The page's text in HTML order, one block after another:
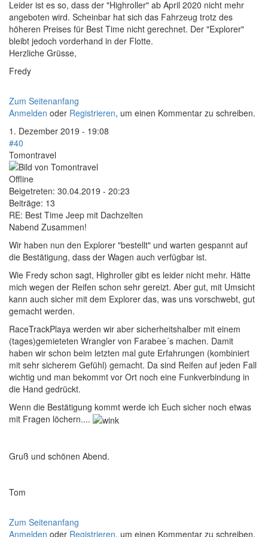
Leider ist es so, dass der "Highroller" ab April 2020 nicht mehr
angeboten wird. Scheinbar hat sich das Fahrzeug trotz des
höheren Preises für Best Time nicht gerechnet. Der "Explorer"
bleibt jedoch vorderhand in der Flotte.
Herzliche Grüsse,
Fredy
Zum Seitenanfang
Anmelden oder Registrieren, um einen Kommentar zu schreiben.
1. Dezember 2019 - 19:08
#40
Tomontravel
Offline
Beigetreten: 30.04.2019 - 20:23
Beiträge: 13
RE: Best Time Jeep mit Dachzelten
Nabend Zusammen!
Wir haben nun den Explorer "bestellt" und warten gespannt auf
die Bestätigung, dass der Wagen auch verfügbar ist.
Wie Fredy schon sagt, Highroller gibt es leider nicht mehr. Hätte
mich wegen der Reifen schon sehr gereizt. Aber gut, mit Umsicht
kann auch sicher mit dem Explorer das, was uns vorschwebt, gut
gemacht werden.
RaceTrackPlaya werden wir aber sicherheitshalber mit einem
(tages)gemieteten Wrangler von Farabee´s machen. Damit
haben wir schon beim letzten mal gute Erfahrungen (kombiniert
mit sehr sicherem Gefühl) gemacht. Da sind Reifen auf jeden Fall
wichtig und man bekommt vor Ort noch eine Funkverbindung in
die Hand gedrückt.
Wenn die Bestätigung kommt werde ich Euch sicher noch etwas
mit Fragen löchern....
Gruß und schönen Abend.
Tom
Zum Seitenanfang
Anmelden oder Registrieren, um einen Kommentar zu schreiben.